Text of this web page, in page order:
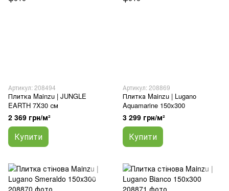
Артикул: 208494
Плитка Mainzu | JUNGLE
EARTH 7X30 см
2 369 грн/м²
Купити
Артикул: 208869
Плитка Mainzu | Lugano
Aquamarine 150x300
3 299 грн/м²
Купити